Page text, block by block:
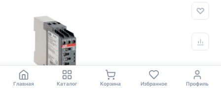
Главная Каталог Корзина Избранное Профиль